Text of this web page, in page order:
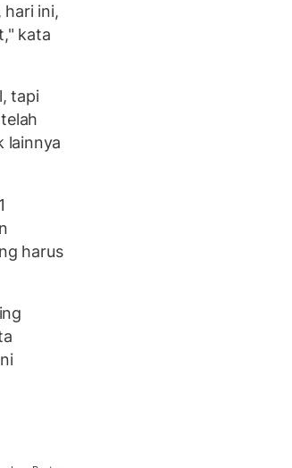
hari ini,
kata
tapi
lainnya
harus